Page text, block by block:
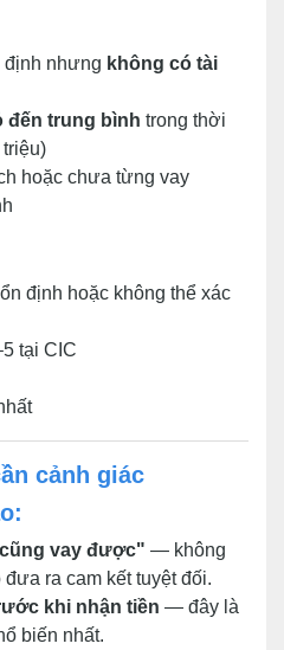
định nhưng không có tài
đến trung bình trong thời
hoặc chưa từng vay
định hoặc không thể xác
tại CIC
cảnh giác
vay được" — không
ra cam kết tuyệt đối.
khi nhận tiền — đây là
biến nhất.